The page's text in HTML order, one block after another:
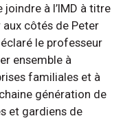
joindre à l’IMD à titre
côtés de Peter
le professeur
ensemble à
familiales et à
génération de
et gardiens de